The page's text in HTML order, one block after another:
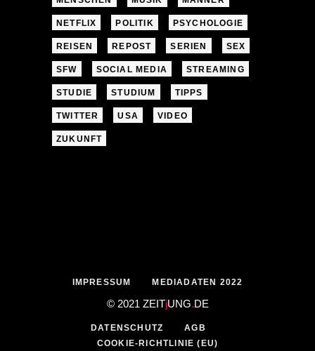
NETFLIX POLITIK PSYCHOLOGIE
REISEN REPOST SERIEN SEX
SFW SOCIAL MEDIA STREAMING
STUDIE STUDIUM TIPPS
TWITTER USA VIDEO
ZUKUNFT
IMPRESSUM MEDIADATEN 2022
© 2021 ZEITjUNG.DE
DATENSCHUTZ
AGB
COOKIE-RICHTLINIE (EU)